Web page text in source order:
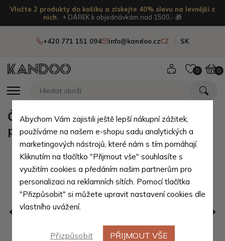
Vložte 2 produkty do košíku a získejte 40% slevu na levnější z
nich.
+ DÁREK k objednávkám nad 1500,- 🎁
+420 771 151 094 info@kandoo.czCZ SK
0 0
Černý zářící nepromokavý batoh s
pouzdrem a USB portem Marten
Abychom Vám zajistili ještě lepší nákupní zážitek,
používáme na našem e-shopu sadu analytických a
marketingových nástrojů, které nám s tím pomáhají.
Kliknutím na tlačítko "Přijmout vše" souhlasíte s
využitím cookies a předáním našim partnerům pro
personalizaci na reklamních sítích. Pomocí tlačítka
"Přizpůsobit" si můžete upravit nastavení cookies dle
vlastního uvážení.
Přizpůsobit PŘIJMOUT VŠE